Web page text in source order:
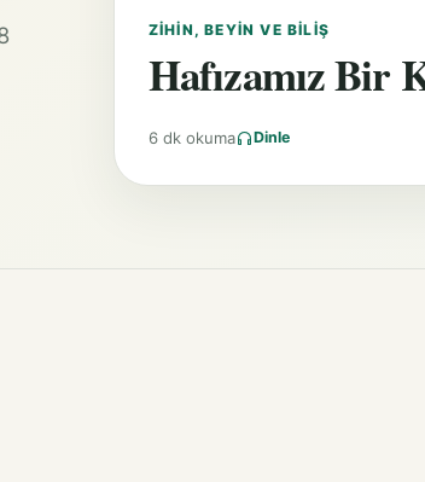
ZIHIN, BEYIN VE BILIŞ
Hafızamız Bir
6 dk okuma Dinle